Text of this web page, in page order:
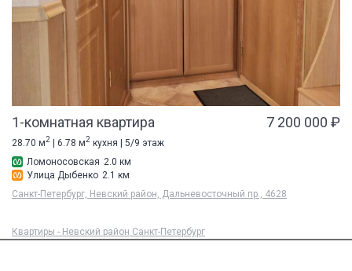
1-комнатная квартира 7 200 000 ₽
28.70 м2 | 6.78 м2 кухня | 5/9 этаж
Ломоносовская 2.0 км
Улица Дыбенко 2.1 км
Санкт-Петербург, Невский район, Дальневосточный пр., 4628
Квартиры - Невский район Санкт-Петербург